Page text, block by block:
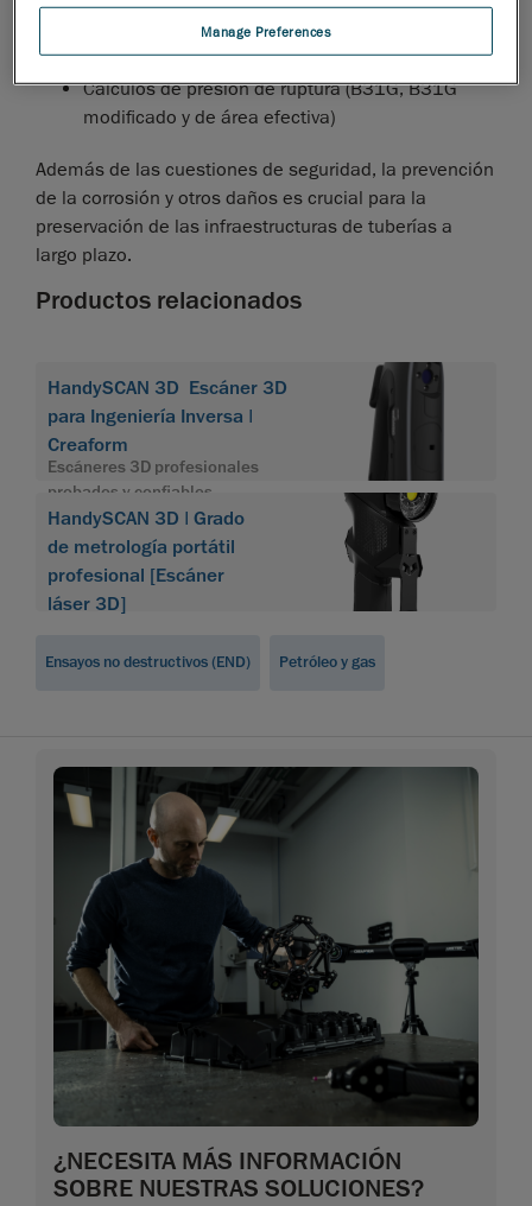
Reglas de interacción aplicadas de manera
Cálculos de presión de ruptura (B31G, B31G
modificado y de área efectiva)
Además de las cuestiones de seguridad, la prevención
de la corrosión y otros daños es crucial para la
preservación de las infraestructuras de tuberías a
largo plazo.
Productos relacionados
HandySCAN 3D Escáner 3D
para Ingeniería Inversa |
Creaform
Escáneres 3D profesionales
probados y confiables
HandySCAN 3D | Grado
de metrología portátil
profesional [Escáner
láser 3D]
Ensayos no destructivos (END) Petróleo y gas
¿NECESITA MÁS INFORMACIÓN
SOBRE NUESTRAS SOLUCIONES?
Manage Preferences